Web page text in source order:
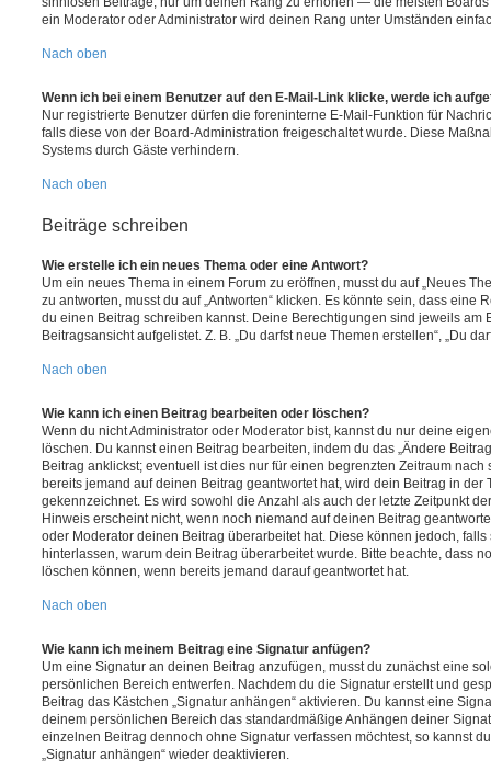
ein Moderator oder Administrator wird deinen Rang unter Umständen
Nach oben
Wenn ich bei einem Benutzer auf den E-Mail-Link klicke, werde ich
Nur registrierte Benutzer dürfen die foreninterne E-Mail-Funktion für
falls diese von der Board-Administration freigeschaltet wurde. Diese
Systems durch Gäste verhindern.
Nach oben
Beiträge schreiben
Wie erstelle ich ein neues Thema oder eine Antwort?
Um ein neues Thema in einem Forum zu eröffnen, musst du auf „Neues
zu antworten, musst du auf „Antworten“ klicken. Es könnte sein, dass eine
du einen Beitrag schreiben kannst. Deine Berechtigungen sind jeweils am
Beitragsansicht aufgelistet. Z. B. „Du darfst neue Themen erstellen“, „Du
Nach oben
Wie kann ich einen Beitrag bearbeiten oder löschen?
Wenn du nicht Administrator oder Moderator bist, kannst du nur deine
löschen. Du kannst einen Beitrag bearbeiten, indem du das „Ändere
Beitrag anklickst; eventuell ist dies nur für einen begrenzten Zeitraum
bereits jemand auf deinen Beitrag geantwortet hat, wird dein Beitrag in der
gekennzeichnet. Es wird sowohl die Anzahl als auch der letzte Zeitpunkt
Hinweis erscheint nicht, wenn noch niemand auf deinen Beitrag
oder Moderator deinen Beitrag überarbeitet hat. Diese können jedoch,
hinterlassen, warum dein Beitrag überarbeitet wurde. Bitte beachte, dass
löschen können, wenn bereits jemand darauf geantwortet hat.
Nach oben
Wie kann ich meinem Beitrag eine Signatur anfügen?
Um eine Signatur an deinen Beitrag anzufügen, musst du zunächst eine
persönlichen Bereich entwerfen. Nachdem du die Signatur erstellt und
Beitrag das Kästchen „Signatur anhängen“ aktivieren. Du kannst eine
deinem persönlichen Bereich das standardmäßige Anhängen deiner
einzelnen Beitrag dennoch ohne Signatur verfassen möchtest, so kannst
„Signatur anhängen“ wieder deaktivieren.